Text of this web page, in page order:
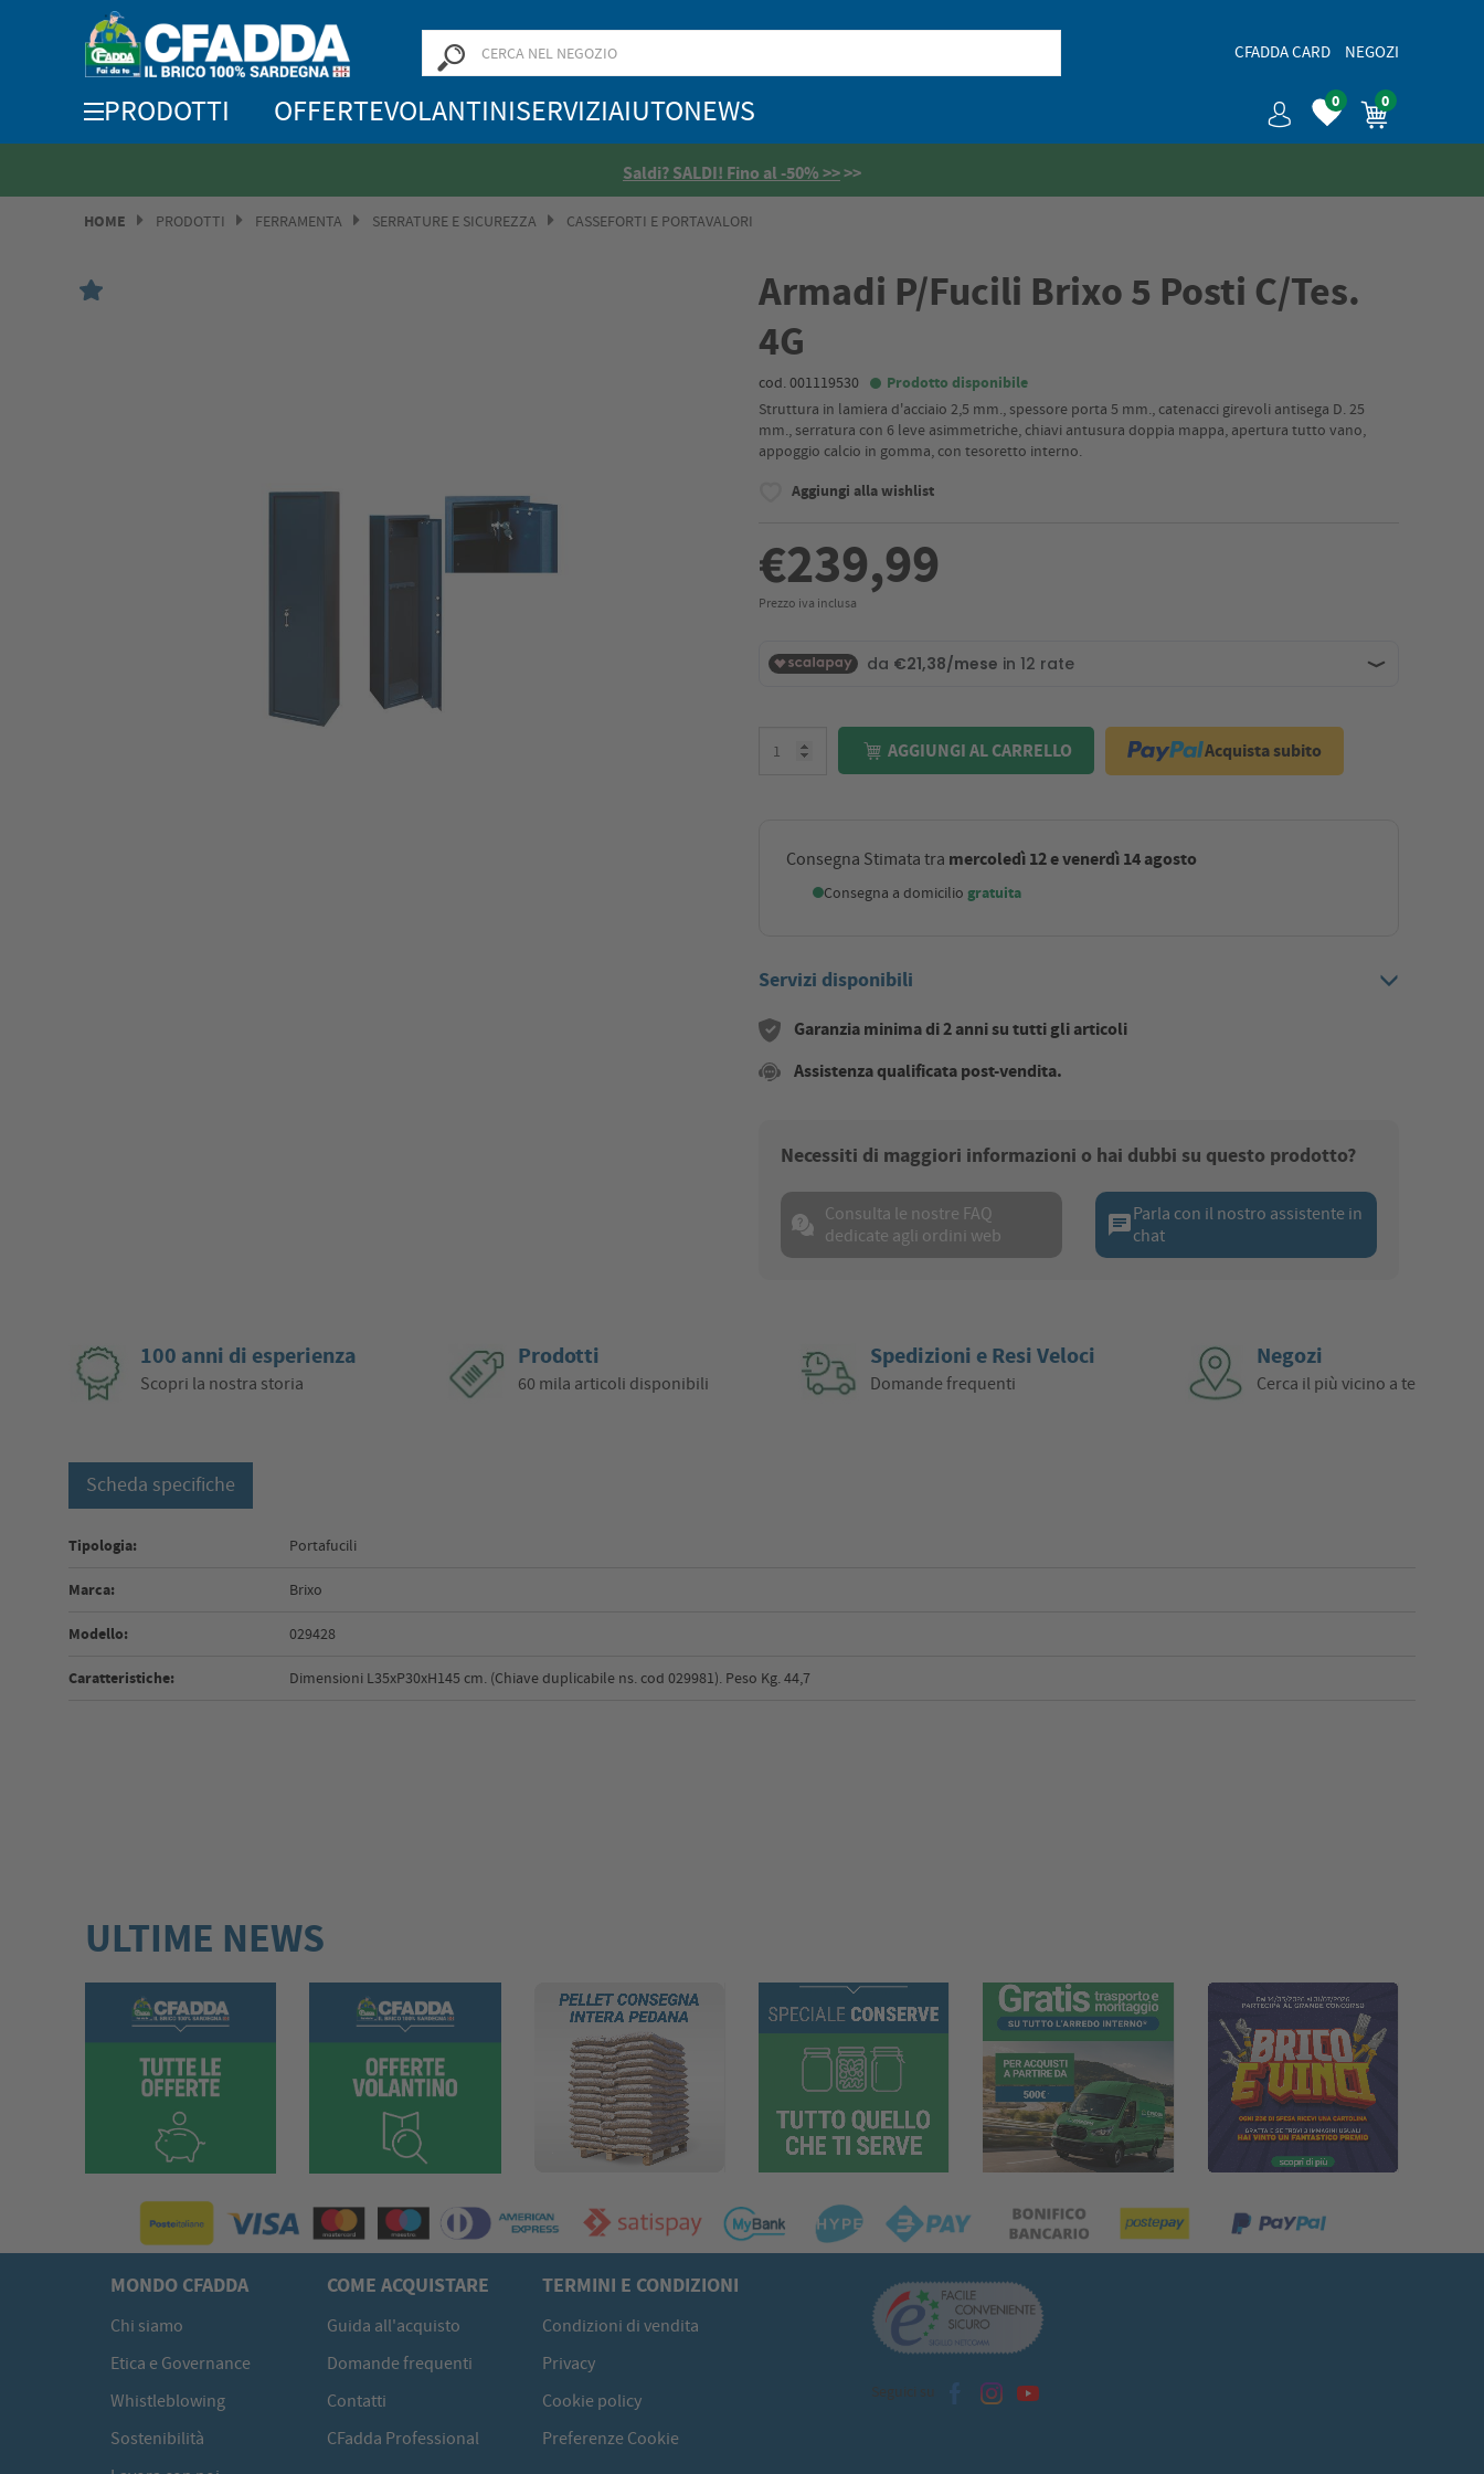
CFADDA CARD NEGOZI
0 0
PRODOTTI OFFERTEVOLANTINISERVIZIAIUTONEWS
Saldi? SALDI! Fino al -50% >>>>
HOME PRODOTTI FERRAMENTA SERRATURE E SICUREZZA CASSEFORTI E PORTAVALORI
Armadi P/Fucili Brixo 5 Posti C/Tes.
4G
cod. 001119530 Prodotto disponibile
Struttura in lamiera d'acciaio 2,5 mm., spessore porta 5 mm., catenacci girevoli antisega D. 25
mm., serratura con 6 leve asimmetriche, chiavi antusura doppia mappa, apertura tutto vano,
appoggio calcio in gomma, con tesoretto interno.
Aggiungi alla wishlist
€239,99
Prezzo iva inclusa
AGGIUNGI AL CARRELLO Acquista subito
Consegna Stimata tra mercoledì 12 e venerdì 14 agosto
Consegna a domicilio gratuita
Servizi disponibili
Garanzia minima di 2 anni su tutti gli articoli
Assistenza qualificata post-vendita.
Necessiti di maggiori informazioni o hai dubbi su questo prodotto?
Consulta le nostre FAQ
dedicate agli ordini web
chatParla con il nostro assistente in
chat
100 anni di esperienza
Scopri la nostra storia
Prodotti
60 mila articoli disponibili
Spedizioni e Resi Veloci
Domande frequenti
Negozi
Cerca il più vicino a te
Scheda specifiche
Tipologia: Portafucili
Marca: Brixo
Modello: 029428
Caratteristiche: Dimensioni L35xP30xH145 cm. (Chiave duplicabile ns. cod 029981). Peso Kg. 44,7
ULTIME NEWS
MONDO CFADDA
Chi siamo
Etica e Governance
Whistleblowing
Sostenibilità
COME ACQUISTARE
Guida all'acquisto
Domande frequenti
Contatti
CFadda Professional
TERMINI E CONDIZIONI
Condizioni di vendita
Privacy
Cookie policy
Preferenze Cookie
Seguici su